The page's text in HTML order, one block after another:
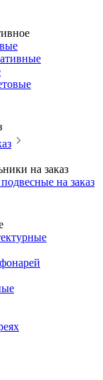
на заказ
на заказ